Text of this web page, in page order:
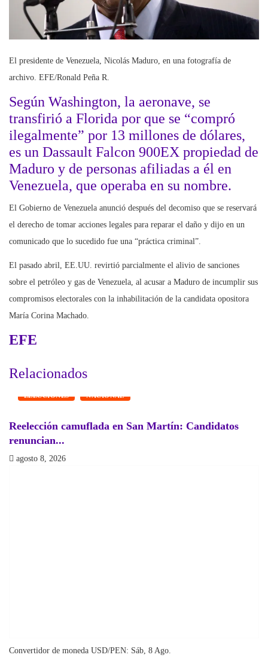
El presidente de Venezuela, Nicolás Maduro, en una fotografía de
archivo. EFE/Ronald Peña R.
Según Washington, la aeronave, se
transfirió a Florida por que se “compró
ilegalmente” por 13 millones de dólares,
es un Dassault Falcon 900EX propiedad de
Maduro y de personas afiliadas a él en
Venezuela, que operaba en su nombre.
El Gobierno de Venezuela anunció después del decomiso que se reservará
el derecho de tomar acciones legales para reparar el daño y dijo en un
comunicado que lo sucedido fue una “práctica criminal”.
El pasado abril, EE.UU. revirtió parcialmente el alivio de sanciones
sobre el petróleo y gas de Venezuela, al acusar a Maduro de incumplir sus
compromisos electorales con la inhabilitación de la candidata opositora
María Corina Machado.
EFE
Relacionados
ELECCIONES NACIONAL
Reelección camuflada en San Martín: Candidatos
renuncian...
agosto 8, 2026
Convertidor de moneda USD/PEN: Sáb, 8 Ago.